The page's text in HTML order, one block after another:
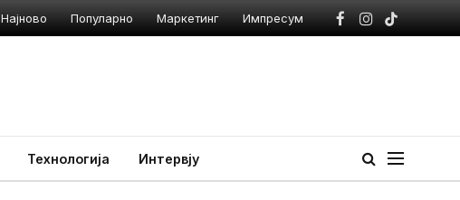
Најново Популарно Маркетинг Импресум
Facebook
Instagram
TikTok
Технологија Интервју